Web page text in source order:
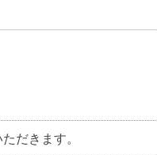
だきます。